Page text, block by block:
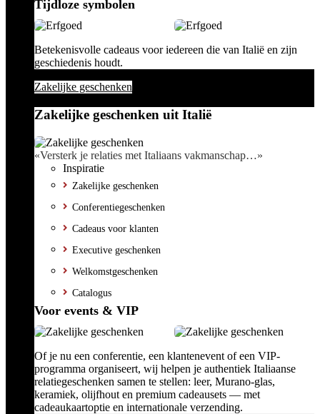
Tijdloze symbolen
Betekenisvolle cadeaus voor iedereen die van Italië en zijn
geschiedenis houdt.
Zakelijke geschenken
Zakelijke geschenken uit Italië
«Versterk je relaties met Italiaans vakmanschap…»
Inspiratie
Zakelijke geschenken
Conferentiegeschenken
Cadeaus voor klanten
Executive geschenken
Welkomstgeschenken
Catalogus
Voor events & VIP
Of je nu een conferentie, een klantenevent of een VIP-
programma organiseert, wij helpen je authentiek Italiaanse
relatiegeschenken samen te stellen: leer, Murano-glas,
keramiek, olijfhout en premium cadeausets — met
cadeaukaartoptie en internationale verzending.